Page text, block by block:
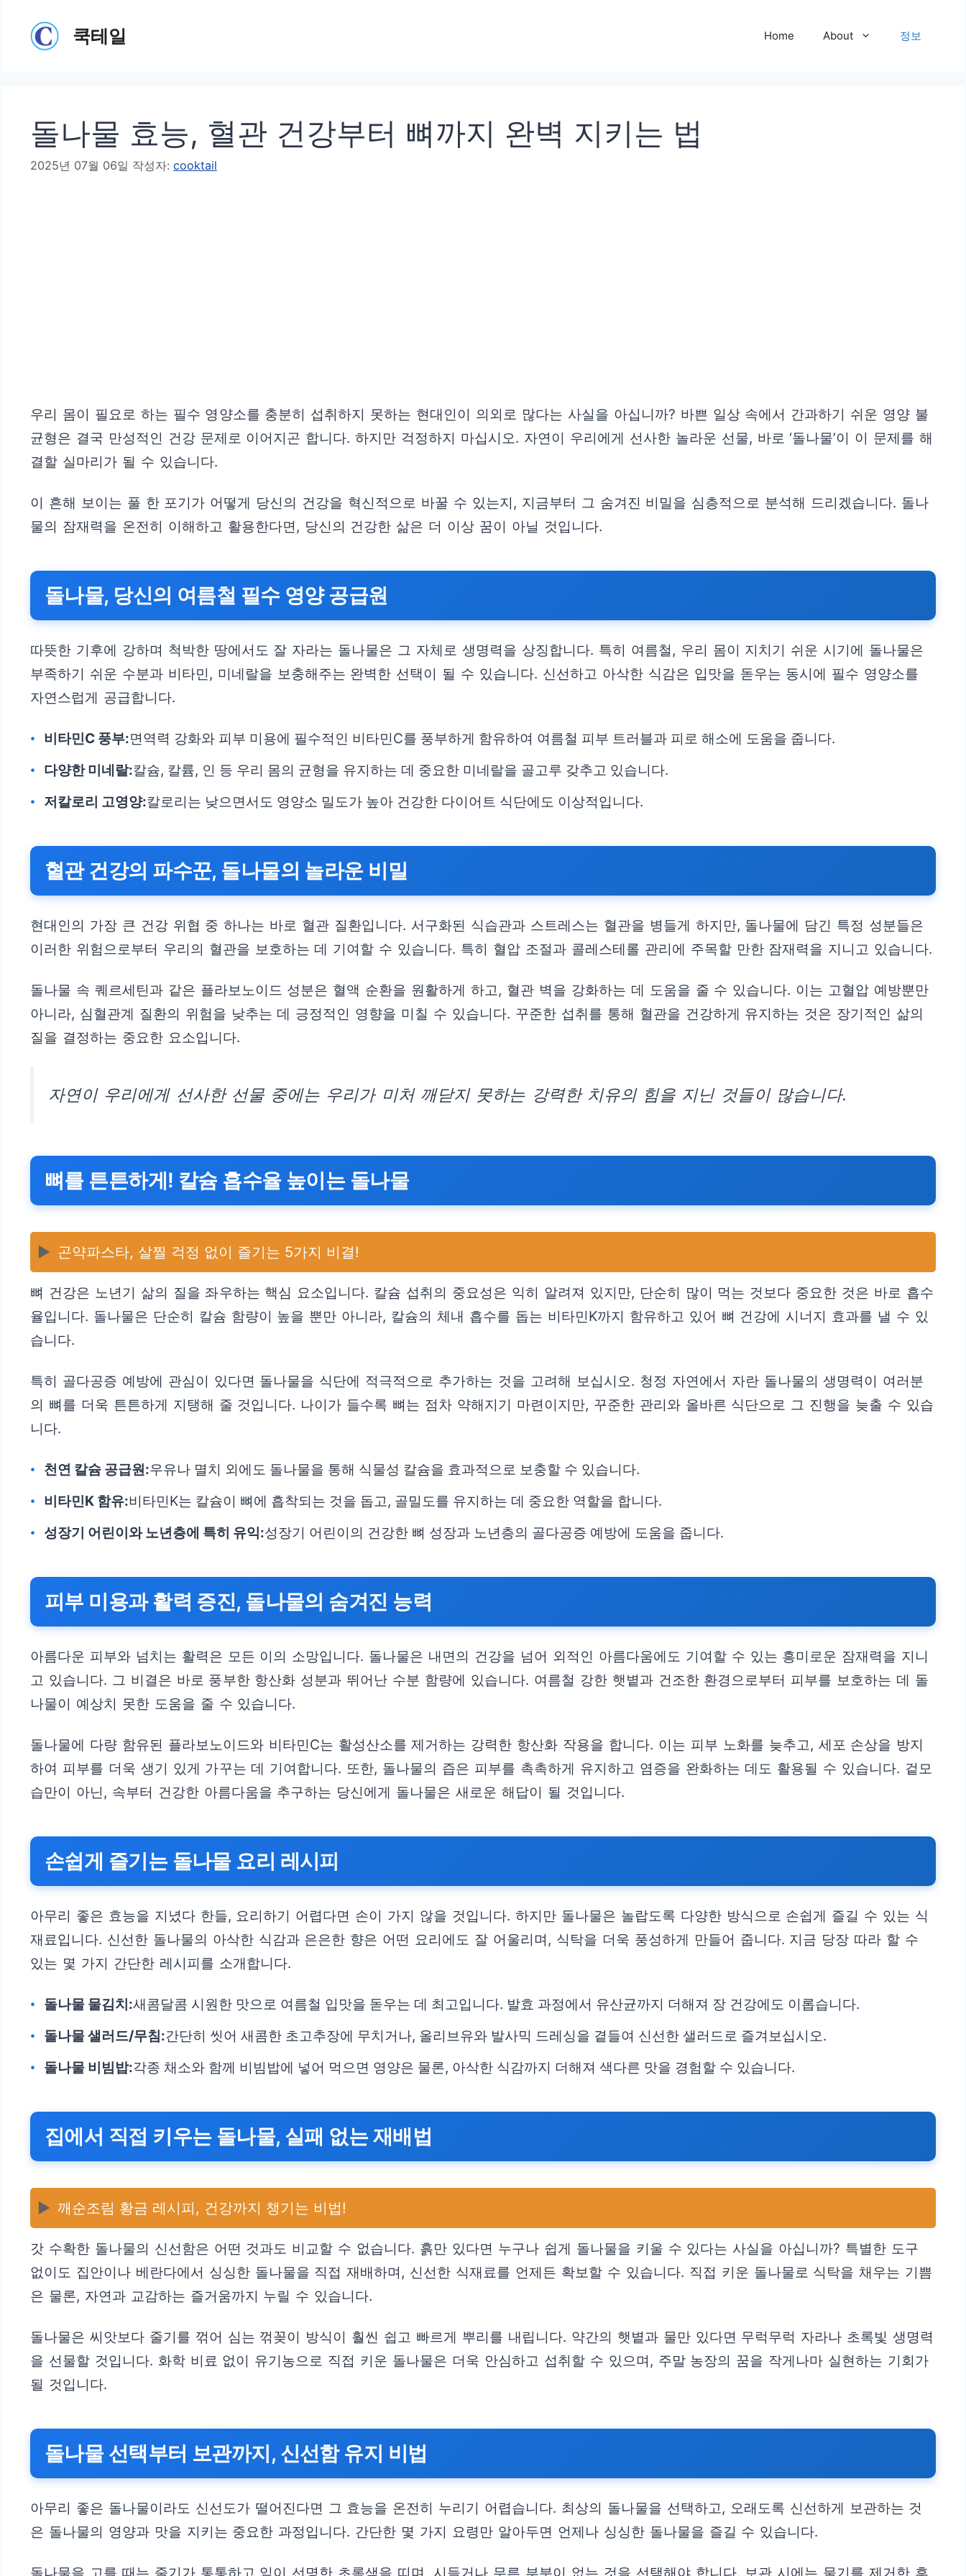
쿡테일 Home About 정보
돌나물 효능, 혈관 건강부터 뼈까지 완벽 지키는 법
2025년 07월 06일 작성자: cooktail
우리 몸이 필요로 하는 필수 영양소를 충분히 섭취하지 못하는 현대인이 의외로 많다는 사실을 아십니까? 바쁜 일상 속에서 간과하기 쉬운 영양 불
균형은 결국 만성적인 건강 문제로 이어지곤 합니다. 하지만 걱정하지 마십시오. 자연이 우리에게 선사한 놀라운 선물, 바로 ‘돌나물’이 이 문제를 해
결할 실마리가 될 수 있습니다.
이 흔해 보이는 풀 한 포기가 어떻게 당신의 건강을 혁신적으로 바꿀 수 있는지, 지금부터 그 숨겨진 비밀을 심층적으로 분석해 드리겠습니다. 돌나
물의 잠재력을 온전히 이해하고 활용한다면, 당신의 건강한 삶은 더 이상 꿈이 아닐 것입니다.
돌나물, 당신의 여름철 필수 영양 공급원
따뜻한 기후에 강하며 척박한 땅에서도 잘 자라는 돌나물은 그 자체로 생명력을 상징합니다. 특히 여름철, 우리 몸이 지치기 쉬운 시기에 돌나물은
부족하기 쉬운 수분과 비타민, 미네랄을 보충해주는 완벽한 선택이 될 수 있습니다. 신선하고 아삭한 식감은 입맛을 돋우는 동시에 필수 영양소를
자연스럽게 공급합니다.
비타민C 풍부:면역력 강화와 피부 미용에 필수적인 비타민C를 풍부하게 함유하여 여름철 피부 트러블과 피로 해소에 도움을 줍니다.
다양한 미네랄:칼슘, 칼륨, 인 등 우리 몸의 균형을 유지하는 데 중요한 미네랄을 골고루 갖추고 있습니다.
저칼로리 고영양:칼로리는 낮으면서도 영양소 밀도가 높아 건강한 다이어트 식단에도 이상적입니다.
혈관 건강의 파수꾼, 돌나물의 놀라운 비밀
현대인의 가장 큰 건강 위협 중 하나는 바로 혈관 질환입니다. 서구화된 식습관과 스트레스는 혈관을 병들게 하지만, 돌나물에 담긴 특정 성분들은
이러한 위험으로부터 우리의 혈관을 보호하는 데 기여할 수 있습니다. 특히 혈압 조절과 콜레스테롤 관리에 주목할 만한 잠재력을 지니고 있습니다.
돌나물 속 퀘르세틴과 같은 플라보노이드 성분은 혈액 순환을 원활하게 하고, 혈관 벽을 강화하는 데 도움을 줄 수 있습니다. 이는 고혈압 예방뿐만
아니라, 심혈관계 질환의 위험을 낮추는 데 긍정적인 영향을 미칠 수 있습니다. 꾸준한 섭취를 통해 혈관을 건강하게 유지하는 것은 장기적인 삶의
질을 결정하는 중요한 요소입니다.
자연이 우리에게 선사한 선물 중에는 우리가 미처 깨닫지 못하는 강력한 치유의 힘을 지닌 것들이 많습니다.
뼈를 튼튼하게! 칼슘 흡수율 높이는 돌나물
▶️ 곤약파스타, 살찔 걱정 없이 즐기는 5가지 비결!
뼈 건강은 노년기 삶의 질을 좌우하는 핵심 요소입니다. 칼슘 섭취의 중요성은 익히 알려져 있지만, 단순히 많이 먹는 것보다 중요한 것은 바로 흡수
율입니다. 돌나물은 단순히 칼슘 함량이 높을 뿐만 아니라, 칼슘의 체내 흡수를 돕는 비타민K까지 함유하고 있어 뼈 건강에 시너지 효과를 낼 수 있
습니다.
특히 골다공증 예방에 관심이 있다면 돌나물을 식단에 적극적으로 추가하는 것을 고려해 보십시오. 청정 자연에서 자란 돌나물의 생명력이 여러분
의 뼈를 더욱 튼튼하게 지탱해 줄 것입니다. 나이가 들수록 뼈는 점차 약해지기 마련이지만, 꾸준한 관리와 올바른 식단으로 그 진행을 늦출 수 있습
니다.
천연 칼슘 공급원:우유나 멸치 외에도 돌나물을 통해 식물성 칼슘을 효과적으로 보충할 수 있습니다.
비타민K 함유:비타민K는 칼슘이 뼈에 흡착되는 것을 돕고, 골밀도를 유지하는 데 중요한 역할을 합니다.
성장기 어린이와 노년층에 특히 유익:성장기 어린이의 건강한 뼈 성장과 노년층의 골다공증 예방에 도움을 줍니다.
피부 미용과 활력 증진, 돌나물의 숨겨진 능력
아름다운 피부와 넘치는 활력은 모든 이의 소망입니다. 돌나물은 내면의 건강을 넘어 외적인 아름다움에도 기여할 수 있는 흥미로운 잠재력을 지니
고 있습니다. 그 비결은 바로 풍부한 항산화 성분과 뛰어난 수분 함량에 있습니다. 여름철 강한 햇볕과 건조한 환경으로부터 피부를 보호하는 데 돌
나물이 예상치 못한 도움을 줄 수 있습니다.
돌나물에 다량 함유된 플라보노이드와 비타민C는 활성산소를 제거하는 강력한 항산화 작용을 합니다. 이는 피부 노화를 늦추고, 세포 손상을 방지
하여 피부를 더욱 생기 있게 가꾸는 데 기여합니다. 또한, 돌나물의 즙은 피부를 촉촉하게 유지하고 염증을 완화하는 데도 활용될 수 있습니다. 겉모
습만이 아닌, 속부터 건강한 아름다움을 추구하는 당신에게 돌나물은 새로운 해답이 될 것입니다.
손쉽게 즐기는 돌나물 요리 레시피
아무리 좋은 효능을 지녔다 한들, 요리하기 어렵다면 손이 가지 않을 것입니다. 하지만 돌나물은 놀랍도록 다양한 방식으로 손쉽게 즐길 수 있는 식
재료입니다. 신선한 돌나물의 아삭한 식감과 은은한 향은 어떤 요리에도 잘 어울리며, 식탁을 더욱 풍성하게 만들어 줍니다. 지금 당장 따라 할 수
있는 몇 가지 간단한 레시피를 소개합니다.
돌나물 물김치:새콤달콤 시원한 맛으로 여름철 입맛을 돋우는 데 최고입니다. 발효 과정에서 유산균까지 더해져 장 건강에도 이롭습니다.
돌나물 샐러드/무침:간단히 씻어 새콤한 초고추장에 무치거나, 올리브유와 발사믹 드레싱을 곁들여 신선한 샐러드로 즐겨보십시오.
돌나물 비빔밥:각종 채소와 함께 비빔밥에 넣어 먹으면 영양은 물론, 아삭한 식감까지 더해져 색다른 맛을 경험할 수 있습니다.
집에서 직접 키우는 돌나물, 실패 없는 재배법
▶️ 깨순조림 황금 레시피, 건강까지 챙기는 비법!
갓 수확한 돌나물의 신선함은 어떤 것과도 비교할 수 없습니다. 흙만 있다면 누구나 쉽게 돌나물을 키울 수 있다는 사실을 아십니까? 특별한 도구
없이도 집안이나 베란다에서 싱싱한 돌나물을 직접 재배하며, 신선한 식재료를 언제든 확보할 수 있습니다. 직접 키운 돌나물로 식탁을 채우는 기쁨
은 물론, 자연과 교감하는 즐거움까지 누릴 수 있습니다.
돌나물은 씨앗보다 줄기를 꺾어 심는 꺾꽂이 방식이 훨씬 쉽고 빠르게 뿌리를 내립니다. 약간의 햇볕과 물만 있다면 무럭무럭 자라나 초록빛 생명력
을 선물할 것입니다. 화학 비료 없이 유기농으로 직접 키운 돌나물은 더욱 안심하고 섭취할 수 있으며, 주말 농장의 꿈을 작게나마 실현하는 기회가
될 것입니다.
돌나물 선택부터 보관까지, 신선함 유지 비법
아무리 좋은 돌나물이라도 신선도가 떨어진다면 그 효능을 온전히 누리기 어렵습니다. 최상의 돌나물을 선택하고, 오래도록 신선하게 보관하는 것
은 돌나물의 영양과 맛을 지키는 중요한 과정입니다. 간단한 몇 가지 요령만 알아두면 언제나 싱싱한 돌나물을 즐길 수 있습니다.